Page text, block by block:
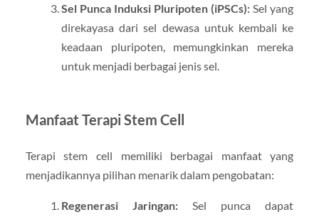
Sel Punca Induksi Pluripoten (iPSCs): Sel yang
direkayasa dari sel dewasa untuk kembali ke
keadaan pluripoten, memungkinkan mereka
untuk menjadi berbagai jenis sel.
Manfaat Terapi Stem Cell
Terapi stem cell memiliki berbagai manfaat yang
menjadikannya pilihan menarik dalam pengobatan:
Regenerasi Jaringan:Sel punca dapat